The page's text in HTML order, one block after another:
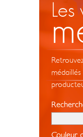
Les
Couleur